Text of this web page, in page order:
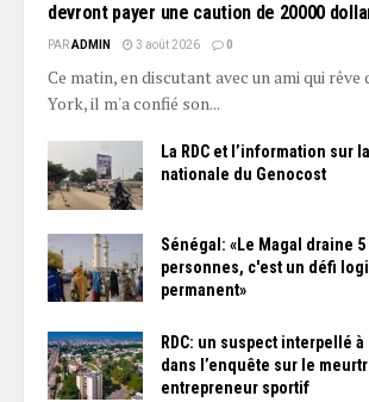
devront payer une caution de 20000
PARADMIN 3 août 2026 0
Ce matin, en discutant avec un ami qui rêve
York, il m'a confié son...
La RDC et l’information sur
nationale du Genocost
Sénégal: «Le Magal draine
personnes, c'est un défi
permanent»
RDC: un suspect interpellé
dans l’enquête sur le
entrepreneur sportif